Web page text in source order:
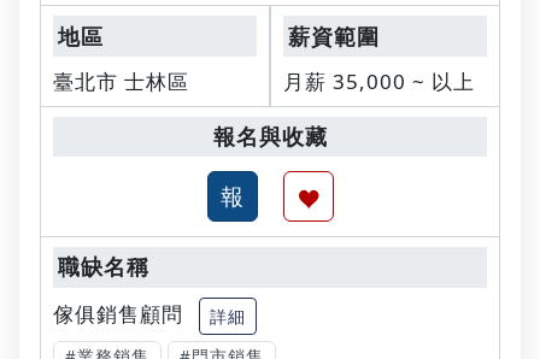
臺北市 士林區 月薪 35,000 ~ 以上
傢俱銷售顧問
詳細